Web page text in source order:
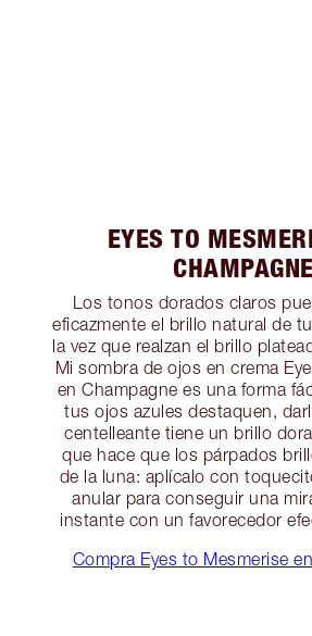
EYES TO
CHAMPAGNE
Los tonos dorados claros
eficazmente el brillo natural de
la vez que realzan el brillo
Mi sombra de ojos en crema
en Champagne es una forma
tus ojos azules destaquen,
centelleante tiene un brillo
que hace que los párpados
de la luna: aplícalo con
anular para conseguir una
instante con un favorecedor
Compra Eyes to Mesmerise